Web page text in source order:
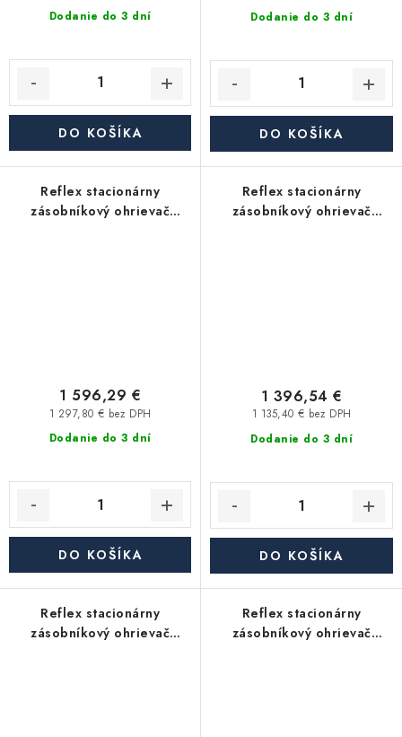
Dodanie do 3 dní
DO KOŠÍKA
Dodanie do 3 dní
DO KOŠÍKA
Reflex stacionárny
zásobníkový ohrievač
Dodanie do 3 dní
1 297,80 € bez DPH
1 596,29 €
DO KOŠÍKA
Reflex stacionárny
zásobníkový ohrievač
Dodanie do 3 dní
1 135,40 € bez DPH
1 396,54 €
DO KOŠÍKA
Reflex stacionárny
zásobníkový ohrievač
Reflex stacionárny
zásobníkový ohrievač